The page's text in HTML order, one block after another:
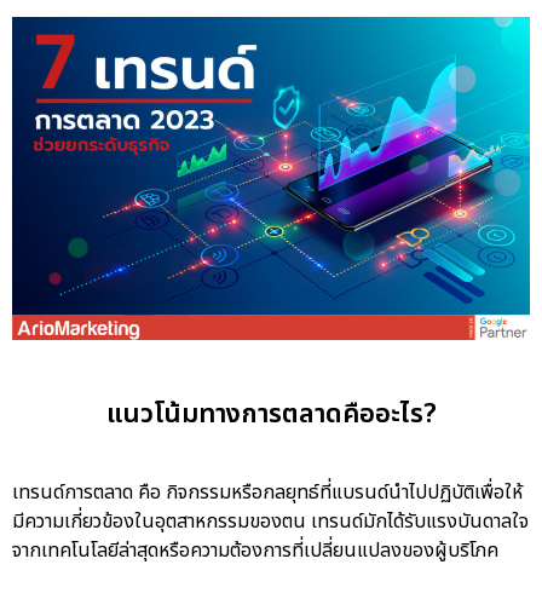
แนวโน้มทางการตลาดคืออะไร?
เทรนด์การตลาด คือ กิจกรรมหรือกลยุทธ์ที่แบรนด์นำไปปฏิบัติเพื่อให้
มีความเกี่ยวข้องในอุตสาหกรรมของตน เทรนด์มักได้รับแรงบันดาลใจ
จากเทคโนโลยีล่าสุดหรือความต้องการที่เปลี่ยนแปลงของผู้บริโภค